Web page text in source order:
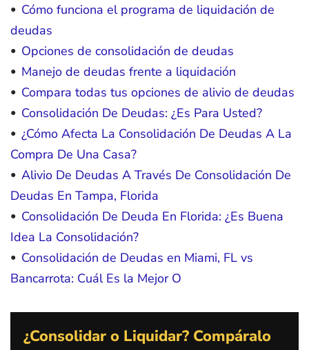
Cómo funciona el programa de liquidación de
deudas
Opciones de consolidación de deudas
Manejo de deudas frente a liquidación
Compara todas tus opciones de alivio de deudas
Consolidación De Deudas: ¿Es Para Usted?
¿Cómo Afecta La Consolidación De Deudas A La
Compra De Una Casa?
Alivio De Deudas A Través De Consolidación De
Deudas En Tampa, Florida
Consolidación De Deuda En Florida: ¿Es Buena
Idea La Consolidación?
Consolidación de Deudas en Miami, FL vs
Bancarrota: Cuál Es la Mejor O
¿Consolidar o Liquidar? Compáralo